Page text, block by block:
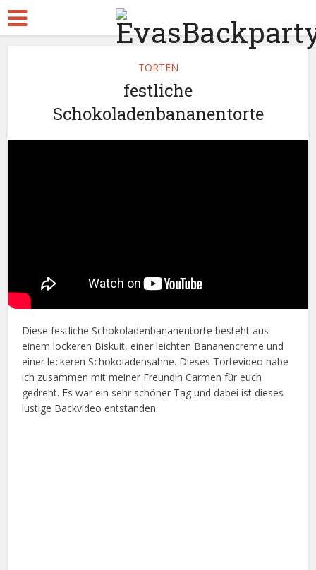
TORTEN
festliche
Schokoladenbananentorte
Diese festliche Schokoladenbananentorte besteht aus
einem lockeren Biskuit, einer leichten Bananencreme und
einer leckeren Schokoladensahne. Dieses Tortevideo habe
ich zusammen mit meiner Freundin Carmen für euch
gedreht. Es war ein sehr schöner Tag und dabei ist dieses
lustige Backvideo entstanden.